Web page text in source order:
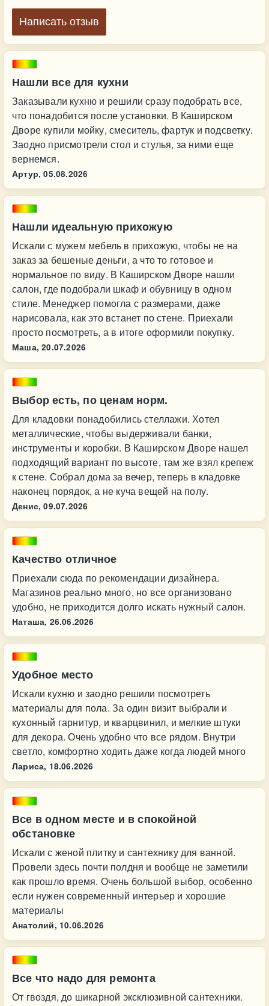
Нашли все для кухни
Заказывали кухню и решили сразу подобрать все,
что понадобится после установки. В Каширском
Дворе купили мойку, смеситель, фартук и подсветку.
Заодно присмотрели стол и стулья, за ними еще
вернемся.
Артур, 05.08.2026
Нашли идеальную прихожую
Искали с мужем мебель в прихожую, чтобы не на
заказ за бешеные деньги, а что то готовое и
нормальное по виду. В Каширском Дворе нашли
салон, где подобрали шкаф и обувницу в одном
стиле. Менеджер помогла с размерами, даже
нарисовала, как это встанет по стене. Приехали
просто посмотреть, а в итоге оформили покупку.
Маша, 20.07.2026
Выбор есть, по ценам норм.
Для кладовки понадобились стеллажи. Хотел
металлические, чтобы выдерживали банки,
инструменты и коробки. В Каширском Дворе нашел
подходящий вариант по высоте, там же взял крепеж
к стене. Собрал дома за вечер, теперь в кладовке
наконец порядок, а не куча вещей на полу.
Денис, 09.07.2026
Качество отличное
Приехали сюда по рекомендации дизайнера.
Магазинов реально много, но все организовано
удобно, не приходится долго искать нужный салон.
Наташа, 26.06.2026
Удобное место
Искали кухню и заодно решили посмотреть
материалы для пола. За один визит выбрали и
кухонный гарнитур, и кварцвинил, и мелкие штуки
для декора. Очень удобно что все рядом. Внутри
светло, комфортно ходить даже когда людей много
Лариса, 18.06.2026
Все в одном месте и в спокойной
обстановке
Искали с женой плитку и сантехнику для ванной.
Провели здесь почти полдня и вообще не заметили
как прошло время. Очень большой выбор, особенно
если нужен современный интерьер и хорошие
материалы
Анатолий, 10.06.2026
Все что надо для ремонта
От гвоздя, до шикарной эксклюзивной сантехники.
Написать отзыв